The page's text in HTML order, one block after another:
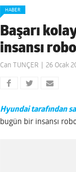
HABER
Başarı
insansı
Can TUNÇER 26 Ocak
Hyundai tarafından
bugün bir insansı